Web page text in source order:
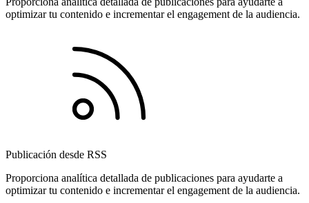
optimizar tu contenido e incrementar el engagement de la audiencia.
Publicación desde RSS
Proporciona analítica detallada de publicaciones para ayudarte a
optimizar tu contenido e incrementar el engagement de la audiencia.